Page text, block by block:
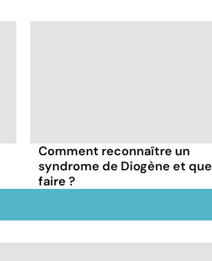
Comment reconnaître un
syndrome de Diogène et que
faire ?